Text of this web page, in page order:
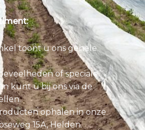
toont u ons gehele
of speciale
kunt u bij ons via de
ophalen in onze
15A, Helden.